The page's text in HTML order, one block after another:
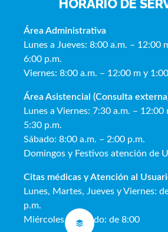
HORARIO DE
Área Administrativa
Lunes a Jueves: 8:00 a.m. – 12:00
6:00 p.m.
Viernes: 8:00 a.m. – 12:00 m y
Área Asistencial (Consulta
Lunes a Viernes: 7:30 a.m. – 12:00
5:30 p.m.
Sábado: 8:00 a.m. – 2:00 p.m.
Domingos y Festivos atención de
Citas médicas y Atención al Usua
Lunes, Martes, Jueves y Viernes:
p.m.
Miércoles y Sábado: de 8:00